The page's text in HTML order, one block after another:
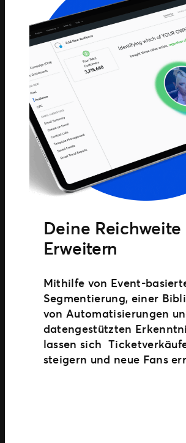
Deine Reichweite
Erweitern
Mithilfe von Event-
Segmentierung, einer
von Automatisierungen
datengestützten
lassen sich
steigern und neue Fans